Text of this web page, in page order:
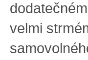
velmi